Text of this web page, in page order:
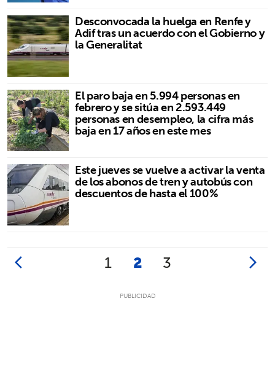
Desconvocada la huelga en Renfe y
Adif tras un acuerdo con el Gobierno y
la Generalitat
El paro baja en 5.994 personas en
febrero y se sitúa en 2.593.449
personas en desempleo, la cifra más
baja en 17 años en este mes
Este jueves se vuelve a activar la venta
de los abonos de tren y autobús con
descuentos de hasta el 100%
1 2 3